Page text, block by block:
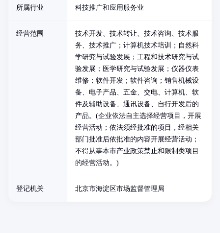
所属行业 科技推广和应用服务业
经营范围
技术开发、技术转让、技术咨询、技术服
务、技术推广；计算机技术培训；自然科
学研究与试验发展；工程和技术研究与试
验发展；医学研究与试验发展；仪器仪表
维修；软件开发；软件咨询；销售机械设
备、电子产品、五金、交电、计算机、软
件及辅助设备、通讯设备、自行开发后的
产品。(企业依法自主选择经营项目，开展
经营活动；依法须经批准的项目，经相关
部门批准后依批准的内容开展经营活动；
不得从事本市产业政策禁止和限制类项目
的经营活动。)
登记机关 北京市海淀区市场监督管理局